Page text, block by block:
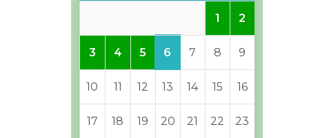
1 2
3 4 5 6 7 8 9
10 11 12 13 14 15 16
17 18 19 20 21 22 23